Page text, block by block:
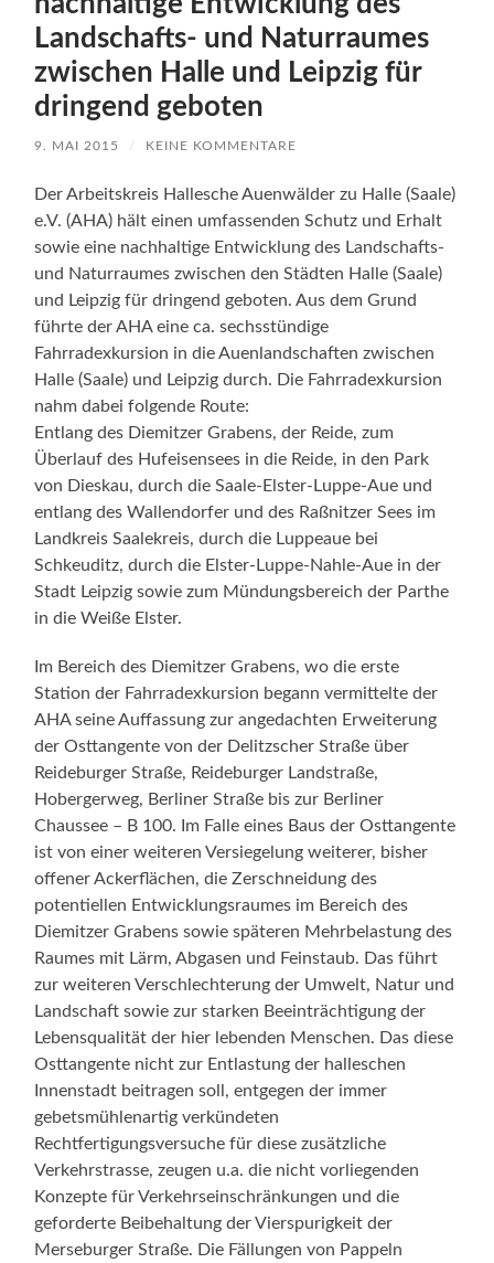
Landschafts- und Naturraumes
zwischen Halle und Leipzig für
dringend geboten
9. MAI 2015 / KEINE KOMMENTARE
Der Arbeitskreis Hallesche Auenwälder zu Halle (Saale)
e.V. (AHA) hält einen umfassenden Schutz und Erhalt
sowie eine nachhaltige Entwicklung des Landschafts-
und Naturraumes zwischen den Städten Halle (Saale)
und Leipzig für dringend geboten. Aus dem Grund
führte der AHA eine ca. sechsstündige
Fahrradexkursion in die Auenlandschaften zwischen
Halle (Saale) und Leipzig durch. Die Fahrradexkursion
nahm dabei folgende Route:
Entlang des Diemitzer Grabens, der Reide, zum
Überlauf des Hufeisensees in die Reide, in den Park
von Dieskau, durch die Saale-Elster-Luppe-Aue und
entlang des Wallendorfer und des Raßnitzer Sees im
Landkreis Saalekreis, durch die Luppeaue bei
Schkeuditz, durch die Elster-Luppe-Nahle-Aue in der
Stadt Leipzig sowie zum Mündungsbereich der Parthe
in die Weiße Elster.
Im Bereich des Diemitzer Grabens, wo die erste
Station der Fahrradexkursion begann vermittelte der
AHA seine Auffassung zur angedachten Erweiterung
der Osttangente von der Delitzscher Straße über
Reideburger Straße, Reideburger Landstraße,
Hobergerweg, Berliner Straße bis zur Berliner
Chaussee – B 100. Im Falle eines Baus der Osttangente
ist von einer weiteren Versiegelung weiterer, bisher
offener Ackerflächen, die Zerschneidung des
potentiellen Entwicklungsraumes im Bereich des
Diemitzer Grabens sowie späteren Mehrbelastung des
Raumes mit Lärm, Abgasen und Feinstaub. Das führt
zur weiteren Verschlechterung der Umwelt, Natur und
Landschaft sowie zur starken Beeinträchtigung der
Lebensqualität der hier lebenden Menschen. Das diese
Osttangente nicht zur Entlastung der halleschen
Innenstadt beitragen soll, entgegen der immer
gebetsmühlenartig verkündeten
Rechtfertigungsversuche für diese zusätzliche
Verkehrstrasse, zeugen u.a. die nicht vorliegenden
Konzepte für Verkehrseinschränkungen und die
geforderte Beibehaltung der Vierspurigkeit der
Merseburger Straße. Die Fällungen von Pappeln